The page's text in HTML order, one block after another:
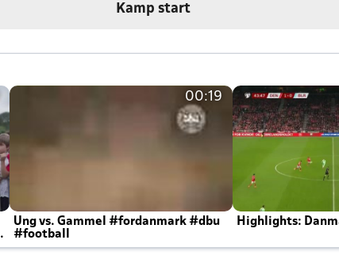
Kamp start
00:19
Ung vs. Gammel #fordanmark #dbu
#football
Highlights: